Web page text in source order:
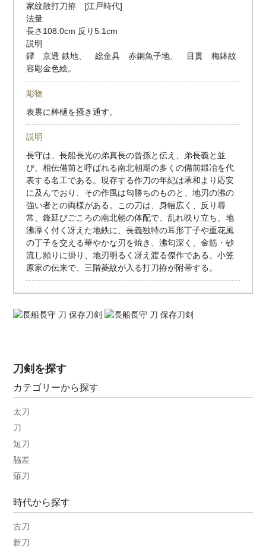
家紋散打刀拵 [江戸時代]
法量
長さ108.0cm 反り5.1cm
説明
鐔 京透 鉄地、 総金具 赤銅魚子地、 目貫 梅鉢紋
容彫金色絵。
彫物
表裏に棒樋を掻き通す。
説明
長守は、長船長光の弟真長の曾孫と伝え、弟長義と並
び、相伝備前と呼ばれる南北朝期の多くの備前鍛冶を代
表する名工である。現存する作刀の年紀は承和より応安
に及んでおり、その作風は匂勝ちのものと、地刃の沸の
強い者との両様がある。この刀は、身幅広く、反り尋
常、鋒延びごころの南北朝の体配で、乱れ映り立ち、地
沸厚く付く冴えた地鉄に、長義独特の耳形丁子や重花風
の丁子を交える華やかな刃を焼き、沸匂深く、金筋・砂
流し頻りに掛り、地刃明るく冴え渡る傑作である。小笠
原家の伝来で、三階菱紋が入る打刀拵が附帯する。
刀剣を探す
カテゴリーから探す
太刀
刀
短刀
脇差
薙刀
時代から探す
古刀
新刀